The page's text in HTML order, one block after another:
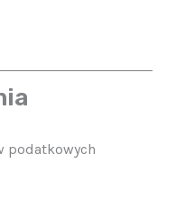
podatkowych